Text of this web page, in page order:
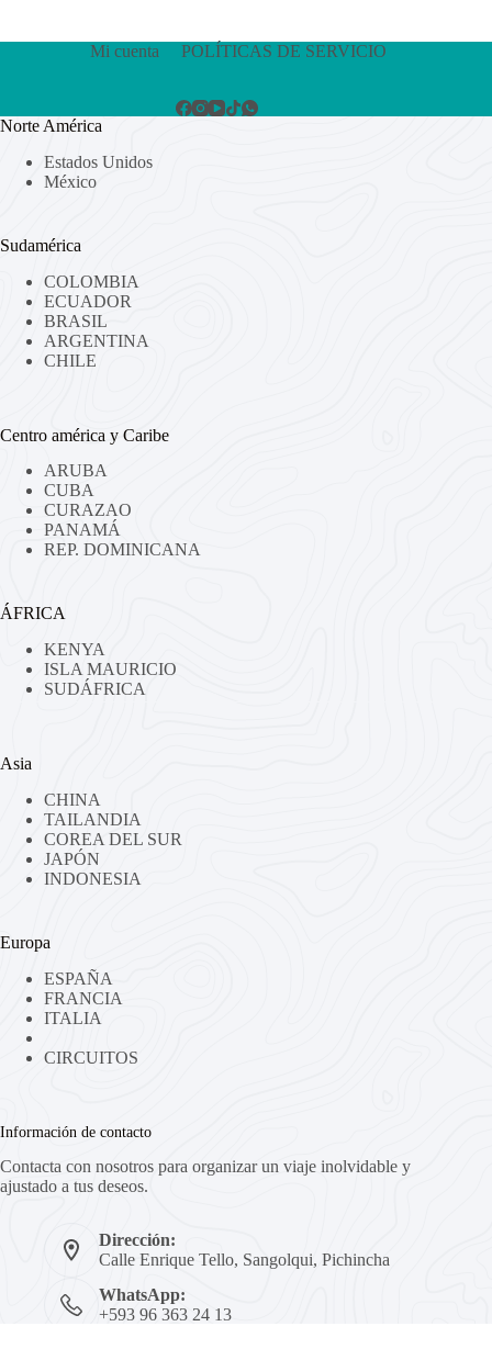
Mi cuenta POLÍTICAS DE SERVICIO
Norte América
Estados Unidos
México
Sudamérica
COLOMBIA
ECUADOR
BRASIL
ARGENTINA
CHILE
Centro américa y Caribe
ARUBA
CUBA
CURAZAO
PANAMÁ
REP. DOMINICANA
ÁFRICA
KENYA
ISLA MAURICIO
SUDÁFRICA
Asia
CHINA
TAILANDIA
COREA DEL SUR
JAPÓN
INDONESIA
Europa
ESPAÑA
FRANCIA
ITALIA
CIRCUITOS
Información de contacto
Contacta con nosotros para organizar un viaje inolvidable y
ajustado a tus deseos.
Dirección:
Calle Enrique Tello, Sangolqui, Pichincha
WhatsApp:
+593 96 363 24 13